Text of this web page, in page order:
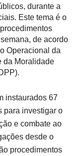
durante a
Este tema é o
de acordo
Operacional da
da Moralidade
instaurados 67
para investigar o
e combate ao
desde o
procedimentos